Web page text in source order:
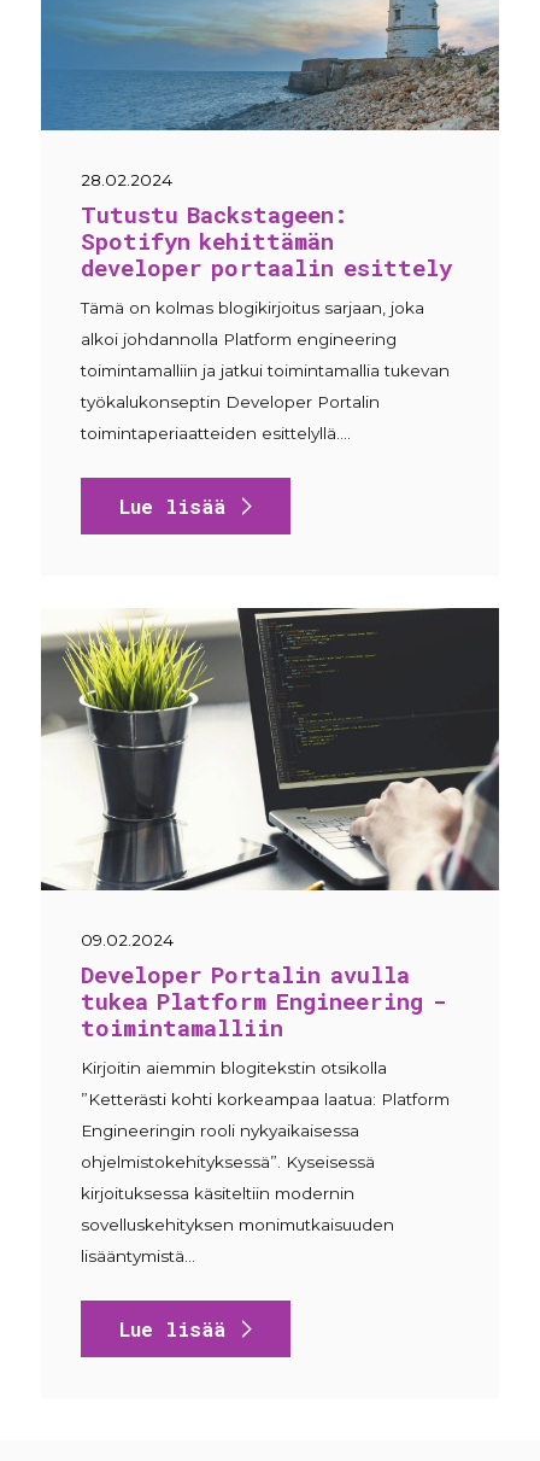
28.02.2024
Tutustu Backstageen:
Spotifyn kehittämän
developer portaalin esittely
Tämä on kolmas blogikirjoitus sarjaan, joka
alkoi johdannolla Platform engineering
toimintamalliin ja jatkui toimintamallia tukevan
työkalukonseptin Developer Portalin
toimintaperiaatteiden esittelyllä.…
Lue lisää
09.02.2024
Developer Portalin avulla
tukea Platform Engineering -
toimintamalliin
Kirjoitin aiemmin blogitekstin otsikolla
”Ketterästi kohti korkeampaa laatua: Platform
Engineeringin rooli nykyaikaisessa
ohjelmistokehityksessä”. Kyseisessä
kirjoituksessa käsiteltiin modernin
sovelluskehityksen monimutkaisuuden
lisääntymistä…
Lue lisää